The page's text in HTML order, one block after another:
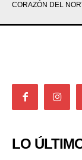
CORAZÓN DEL
LO